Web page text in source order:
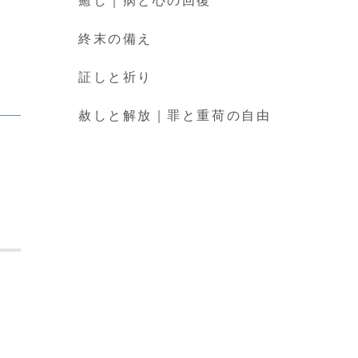
終末の備え
証しと祈り
赦しと解放｜罪と重荷の自由